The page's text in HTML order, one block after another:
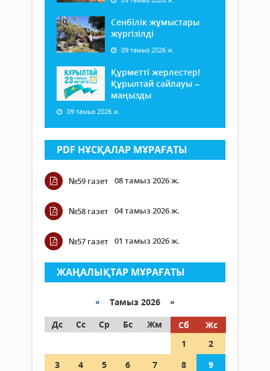
Сенбілік жұмыстары
жүргізілді
09 тамыз 2026 ж.
Құрметті жерлестер!
Құрылтай сайлауы –
маңызды
09 тамыз 2026 ж.
PDF НҰСҚАЛАР МҰРАҒАТЫ
№59 газет 08 тамыз 2026 ж.
№58 газет 04 тамыз 2026 ж.
№57 газет 01 тамыз 2026 ж.
ЖАҢАЛЫҚТАР МҰРАҒАТЫ
« Тамыз 2026 »
Дс
Сс Ср Бс Жм Сб
Жс
1
2
3
4 5 6 7 8
9